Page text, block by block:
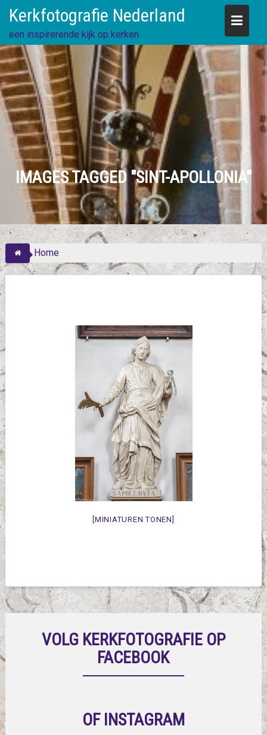
content
Kerkfotografie Nederland
een inspirerende kijk op kerken
IMAGES TAGGED "SINT-APOLLONIA"
Home
[MINIATUREN TONEN]
VOLG KERKFOTOGRAFIE OP
FACEBOOK
OF INSTAGRAM